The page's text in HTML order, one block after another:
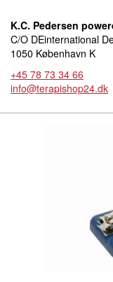
K.C. Pedersen
C/O DEinternational
1050 København K
+45 78 73 34 66
info@terapishop24.dk